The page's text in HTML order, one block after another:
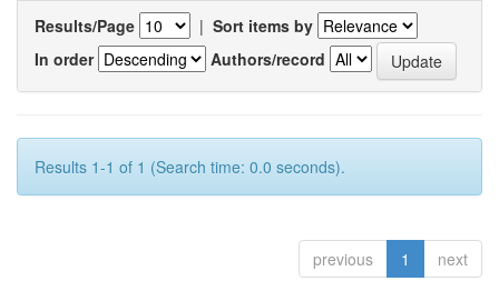
Results/Page | Sort items by
In order
Authors/record
Results 1-1 of 1 (Search time: 0.0 seconds).
previous 1 next